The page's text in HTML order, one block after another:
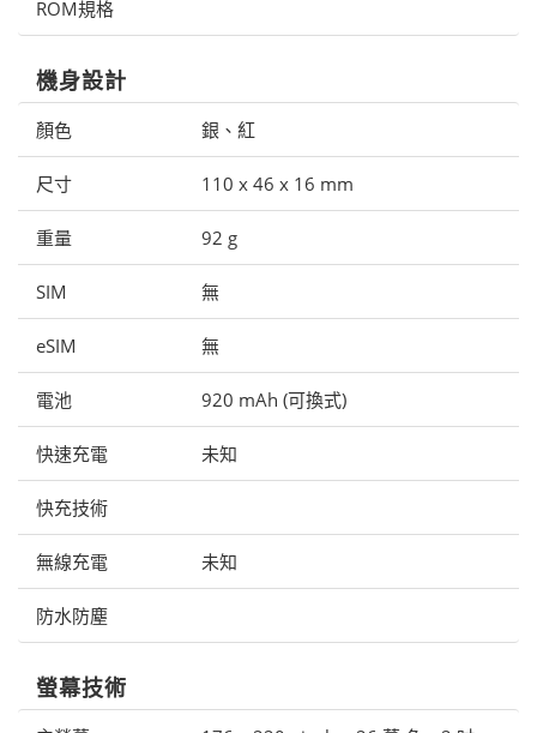
ROM規格
機身設計
顏色 銀、紅
尺寸 110 x 46 x 16 mm
重量 92 g
SIM 無
eSIM 無
電池 920 mAh (可換式)
快速充電 未知
快充技術
無線充電 未知
防水防塵
螢幕技術